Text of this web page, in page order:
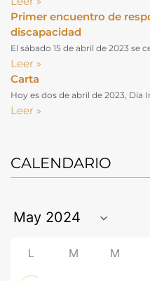
Primer encuentro de
discapacidad
El sábado 15 de abril de 2023 se
Leer »
Carta
Hoy es dos de abril de 2023, Día
Leer »
CALENDARIO
L M M